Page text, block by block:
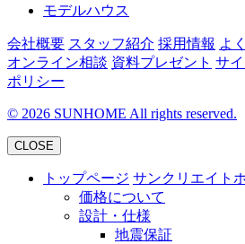
モデルハウス
会社概要 スタッフ紹介 採用情報 よ
オンライン相談 資料プレゼント サ
ポリシー
© 2026 SUNHOME All rights reserved.
CLOSE
トップページ サンクリエイト
価格について
設計・仕様
地震保証